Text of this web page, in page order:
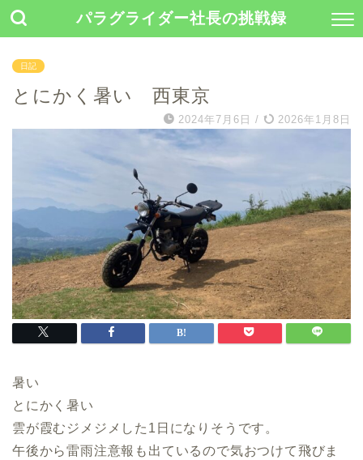
パラグライダー社長の挑戦録
日記
とにかく暑い 西東京
2024年7月6日 / 2026年1月8日
暑い
とにかく暑い
雲が霞むジメジメした1日になりそうです。
午後から雷雨注意報も出ているので気おつけて飛びま